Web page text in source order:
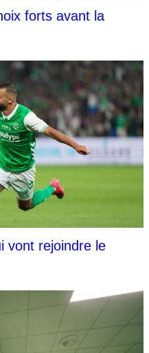
forts avant la
vont rejoindre le